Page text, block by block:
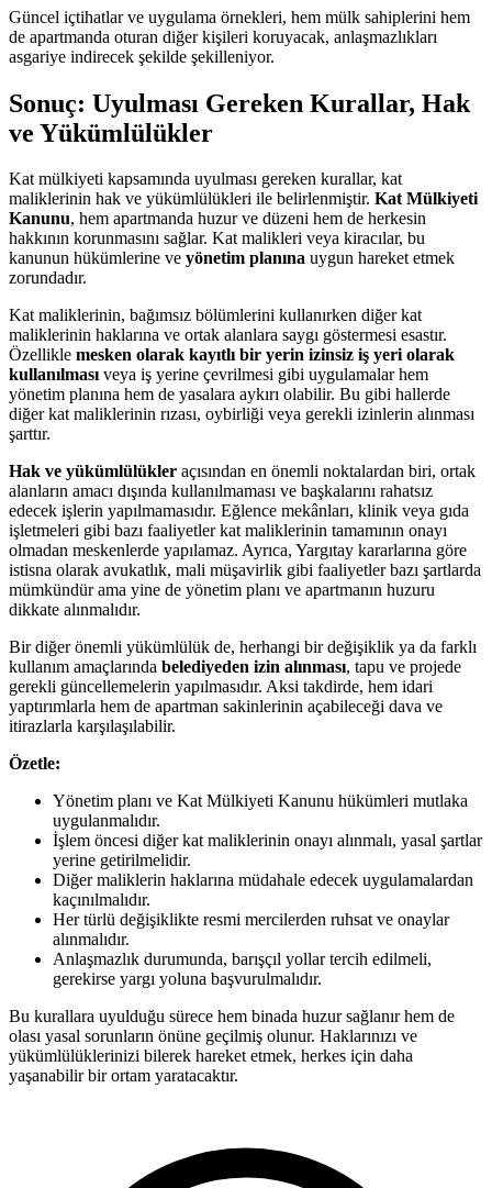
Güncel içtihatlar ve uygulama örnekleri, hem mülk sahiplerini hem
de apartmanda oturan diğer kişileri koruyacak, anlaşmazlıkları
asgariye indirecek şekilde şekilleniyor.
Sonuç: Uyulması Gereken Kurallar, Hak
ve Yükümlülükler
Kat mülkiyeti kapsamında uyulması gereken kurallar, kat
maliklerinin hak ve yükümlülükleri ile belirlenmiştir. Kat Mülkiyeti
Kanunu, hem apartmanda huzur ve düzeni hem de herkesin
hakkının korunmasını sağlar. Kat malikleri veya kiracılar, bu
kanunun hükümlerine ve yönetim planına uygun hareket etmek
zorundadır.
Kat maliklerinin, bağımsız bölümlerini kullanırken diğer kat
maliklerinin haklarına ve ortak alanlara saygı göstermesi esastır.
Özellikle mesken olarak kayıtlı bir yerin izinsiz iş yeri olarak
kullanılmasıveya iş yerine çevrilmesi gibi uygulamalar hem
yönetim planına hem de yasalara aykırı olabilir. Bu gibi hallerde
diğer kat maliklerinin rızası, oybirliği veya gerekli izinlerin alınması
şarttır.
Hak ve yükümlülükler açısından en önemli noktalardan biri, ortak
alanların amacı dışında kullanılmaması ve başkalarını rahatsız
edecek işlerin yapılmamasıdır. Eğlence mekânları, klinik veya gıda
işletmeleri gibi bazı faaliyetler kat maliklerinin tamamının onayı
olmadan meskenlerde yapılamaz. Ayrıca, Yargıtay kararlarına göre
istisna olarak avukatlık, mali müşavirlik gibi faaliyetler bazı şartlarda
mümkündür ama yine de yönetim planı ve apartmanın huzuru
dikkate alınmalıdır.
Bir diğer önemli yükümlülük de, herhangi bir değişiklik ya da farklı
kullanım amaçlarında belediyeden izin alınması, tapu ve projede
gerekli güncellemelerin yapılmasıdır. Aksi takdirde, hem idari
yaptırımlarla hem de apartman sakinlerinin açabileceği dava ve
itirazlarla karşılaşılabilir.
Özetle:
Yönetim planı ve Kat Mülkiyeti Kanunu hükümleri mutlaka
uygulanmalıdır.
İşlem öncesi diğer kat maliklerinin onayı alınmalı, yasal şartlar
yerine getirilmelidir.
Diğer maliklerin haklarına müdahale edecek uygulamalardan
kaçınılmalıdır.
Her türlü değişiklikte resmi mercilerden ruhsat ve onaylar
alınmalıdır.
Anlaşmazlık durumunda, barışçıl yollar tercih edilmeli,
gerekirse yargı yoluna başvurulmalıdır.
Bu kurallara uyulduğu sürece hem binada huzur sağlanır hem de
olası yasal sorunların önüne geçilmiş olunur. Haklarınızı ve
yükümlülüklerinizi bilerek hareket etmek, herkes için daha
yaşanabilir bir ortam yaratacaktır.